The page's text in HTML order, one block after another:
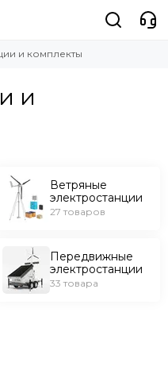
и комплекты
и
Ветряные
электростанции
27 товаров
Передвижные
электростанции
33 товара